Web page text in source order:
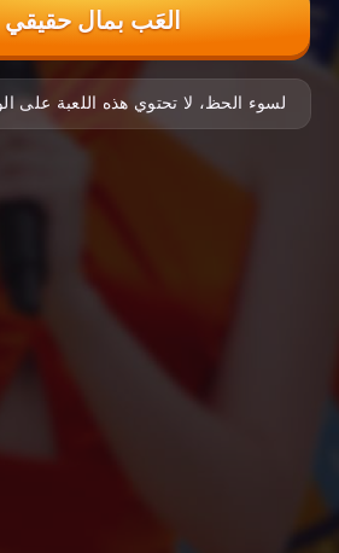
العَب بمال حقيقي
لسوء الحظ، لا تحتوي هذه اللعبة على